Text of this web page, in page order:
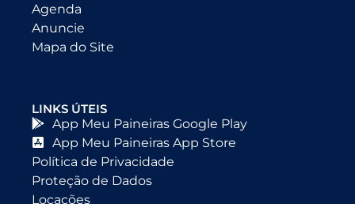
Agenda
Anuncie
Mapa do Site
LINKS ÚTEIS
App Meu Paineiras Google Play
App Meu Paineiras App Store
Política de Privacidade
Proteção de Dados
Locações